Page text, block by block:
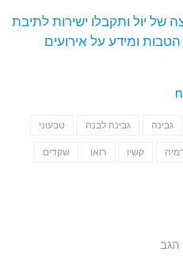
של יוֹל ותקבלו ישירות לתיבת
ומידע על אירועים
גבינה גבינה לבנה טבעוני
קשיו רואו שקדים
הגב